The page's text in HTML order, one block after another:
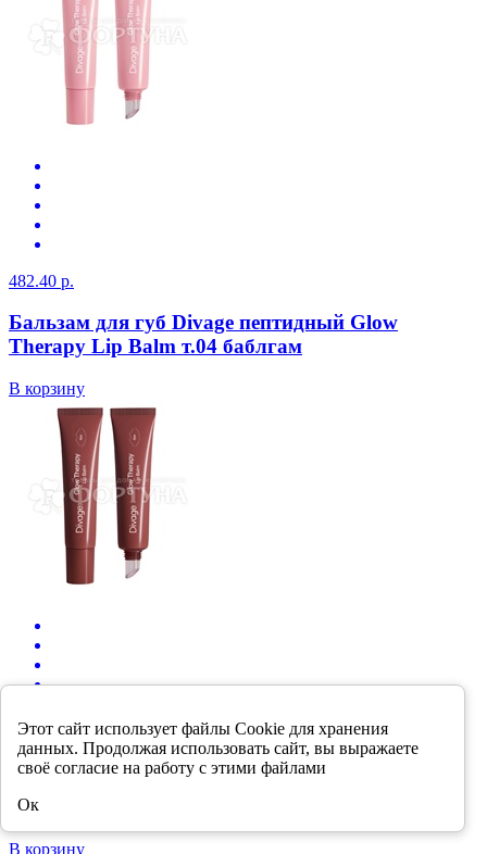
Этот сайт использует файлы Cookie для хранения
данных. Продолжая использовать сайт, вы выражаете
своё согласие на работу с этими файлами
Ок
482.40 р.
Бальзам для губ Divage пептидный Glow
Therapy Lip Balm т.04 баблгам
В корзину
482.40 р.
Бальзам для губ Divage пептидный Glow
Therapy Lip Balm т.08 винный
В корзину